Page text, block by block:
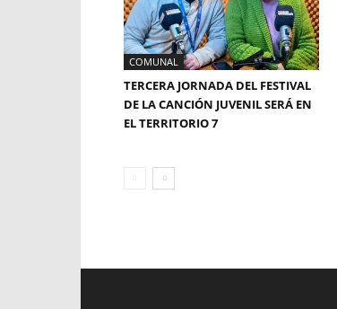
COMUNAL
TERCERA JORNADA DEL FESTIVAL
DE LA CANCIÓN JUVENIL SERÁ EN
EL TERRITORIO 7